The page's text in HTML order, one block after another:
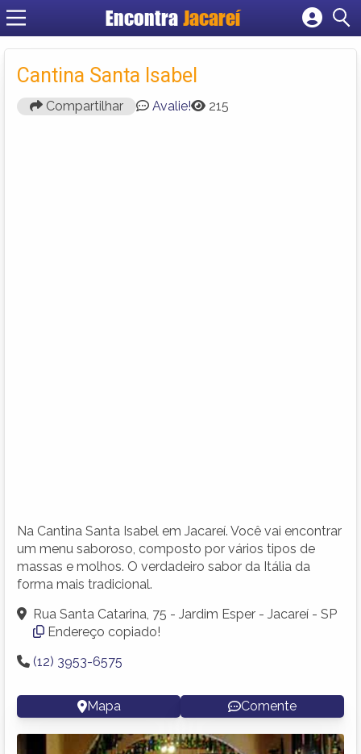
Encontra Jacareí
Cadastrar empresa
Criar conta
Cantina Santa Isabel
Compartilhar Avalie! 215
Na Cantina Santa Isabel em Jacareí. Você vai encontrar
um menu saboroso, composto por vários tipos de
massas e molhos. O verdadeiro sabor da Itália da
forma mais tradicional.
Rua Santa Catarina, 75 - Jardim Esper - Jacareí - SP
Endereço copiado!
(12) 3953-6575
Mapa Comente